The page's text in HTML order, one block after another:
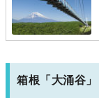
箱根「大涌谷」